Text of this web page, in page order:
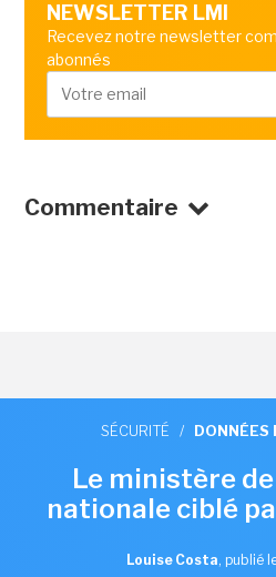
NEWSLETTER LMI
Recevez notre newsletter
abonnés
Commentaire
SÉCURITÉ / DONNÉES
Le ministère
nationale ciblé
Louise Costa, publié